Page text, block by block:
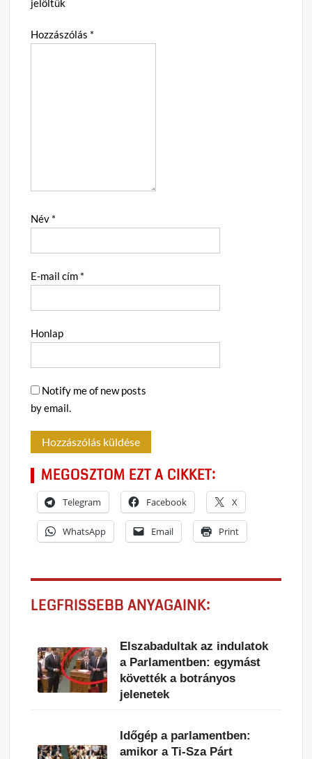
jelöltük
Hozzászólás *
Név *
E-mail cím *
Honlap
Notify me of new posts
by email.
MEGOSZTOM EZT A CIKKET:
Telegram Facebook X
WhatsApp Email Print
LEGFRISSEBB ANYAGAINK:
Elszabadultak az indulatok
a Parlamentben: egymást
követték a botrányos
jelenetek
Időgép a parlamentben:
amikor a Ti-Sza Párt